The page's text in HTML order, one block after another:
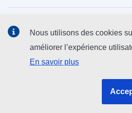
Institutions et organes de l’UE
Nous utilisons des cookies
améliorer l’expérience
En savoir plus